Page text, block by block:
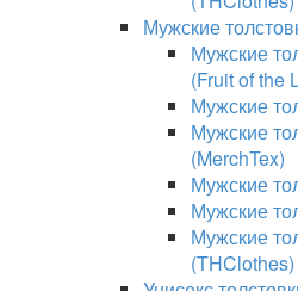
Мужские
Мужские
(Fruit of the
Мужские
Мужские
(MerchTex)
Мужские
Мужские
Мужские
(THClothes)